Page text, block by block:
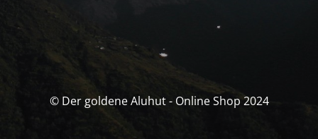
© Der goldene Aluhut - Online Shop 2024